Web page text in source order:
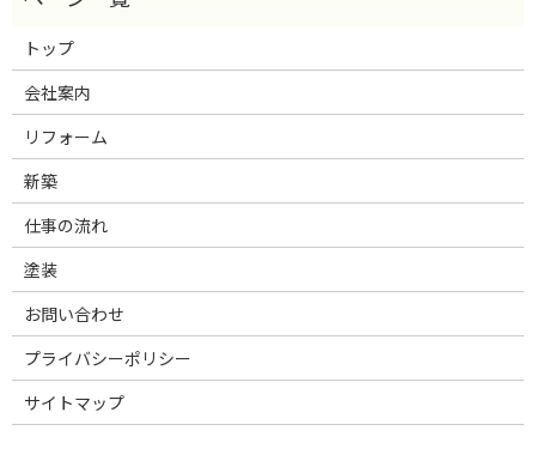
トップ
会社案内
リフォーム
新築
仕事の流れ
塗装
お問い合わせ
プライバシーポリシー
サイトマップ